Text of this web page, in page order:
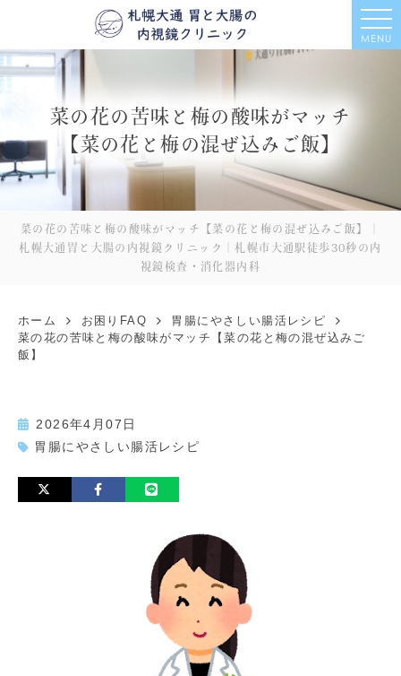
MENU
菜の花の苦味と梅の酸味がマッチ
【菜の花と梅の混ぜ込みご飯】
菜の花の苦味と梅の酸味がマッチ【菜の花と梅の混ぜ込みご飯】｜
札幌大通胃と大腸の内視鏡クリニック｜札幌市大通駅徒歩30秒の内
視鏡検査・消化器内科
ホーム お困りFAQ
胃腸にやさしい腸活レシピ
菜の花の苦味と梅の酸味がマッチ【菜の花と梅の混ぜ込みご
飯】
2026年4月07日
胃腸にやさしい腸活レシピ